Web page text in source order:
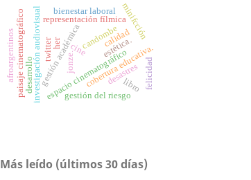
cine
gestión académica
espacio cinematográfico
representación fílmica
estética.
investigación audiovisual cobertura educativa.
calidad
bienestar laboral minifcción
desarrollo
paisaje cinematográfico gestión del riesgo
candombe
felicidad
afroargentinos her
jonze.
twitter
desastres
libro
Más leído (últimos 30 días)